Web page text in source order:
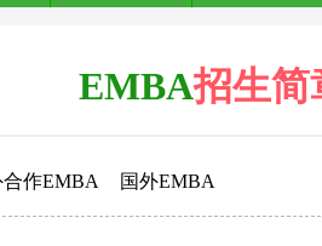
EMBA招生简
作EMBA 国外EMBA